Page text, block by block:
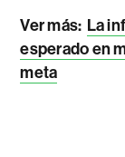
Ver más: La
esperado en
meta